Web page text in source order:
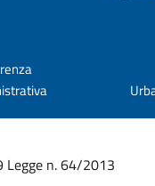
Legge n. 64/2013